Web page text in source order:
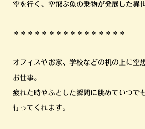
空を行く、空飛ぶ魚の乗物が発展した異
＊＊＊＊＊＊＊＊＊＊＊＊＊＊＊＊
オフィスやお家、学校などの机の上に空
お仕事。
疲れた時やふとした瞬間に眺めていつで
行ってくれます。